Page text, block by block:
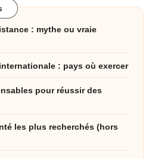
: mythe ou vraie
: pays où exercer
pour réussir des
les plus recherchés (hors